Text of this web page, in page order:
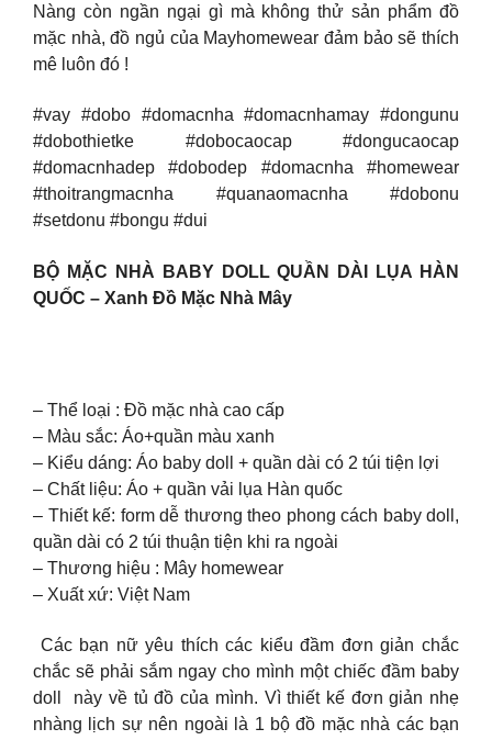
Nàng còn ngần ngại gì mà không thử sản phẩm đồ
mặc nhà, đồ ngủ của Mayhomewear đảm bảo sẽ thích
mê luôn đó !
#vay #dobo #domacnha #domacnhamay #dongunu
#dobothietke #dobocaocap #dongucaocap
#domacnhadep #dobodep #domacnha #homewear
#thoitrangmacnha #quanaomacnha #dobonu
#setdonu #bongu #dui
BỘ MẶC NHÀ BABY DOLL QUẦN DÀI LỤA HÀN
QUỐC – Xanh Đồ Mặc Nhà Mây
– Thể loại : Đồ mặc nhà cao cấp
– Màu sắc: Áo+quần màu xanh
– Kiểu dáng: Áo baby doll + quần dài có 2 túi tiện lợi
– Chất liệu: Áo + quần vải lụa Hàn quốc
– Thiết kế: form dễ thương theo phong cách baby doll,
quần dài có 2 túi thuận tiện khi ra ngoài
– Thương hiệu : Mây homewear
– Xuất xứ: Việt Nam
Các bạn nữ yêu thích các kiểu đầm đơn giản chắc
chắc sẽ phải sắm ngay cho mình một chiếc đầm baby
doll này về tủ đồ của mình. Vì thiết kế đơn giản nhẹ
nhàng lịch sự nên ngoài là 1 bộ đồ mặc nhà các bạn